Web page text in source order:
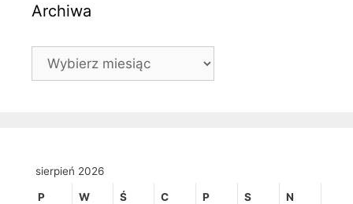
Archiwa
Archiwa
sierpień 2026
P W Ś C P S N